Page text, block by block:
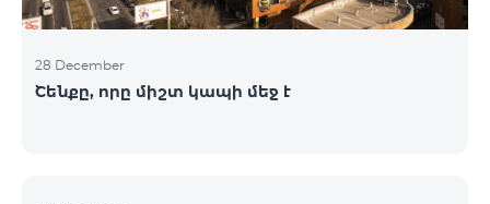
28 December
Շենքը, որը միշտ կապի մեջ է